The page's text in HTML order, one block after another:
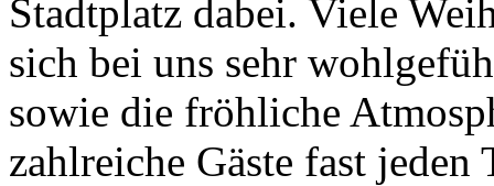
Stadtplatz dabei. Viele
sich bei uns sehr
sowie die fröhliche
zahlreiche Gäste fast jeden